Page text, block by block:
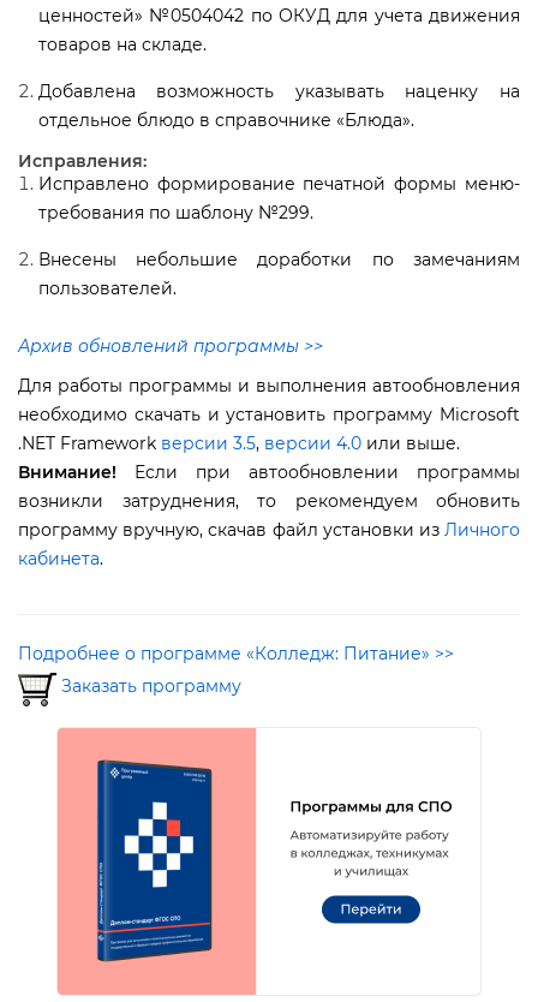
ценностей» №0504042 по ОКУД для учета движения
товаров на складе.
Добавлена возможность указывать наценку на
отдельное блюдо в справочнике «Блюда».
Исправления:
Исправлено формирование печатной формы меню-
требования по шаблону №299.
несены небольшие доработки по замечаниям
пользователей.
Архив обновлений программы >>
Для работы программы и выполнения автообновления
необходимо скачать и установить программу Microsoft
.NET Framework ерсии 3.5, ерсии 4.0 или выше.
нимание! Если при автообновлении программы
озникли затруднения, то рекомендуем обновить
программу вручную, скачав файл установки из Личного
кабинета.
Подробнее о программе «Колледж: Питание» >>
Заказать программу